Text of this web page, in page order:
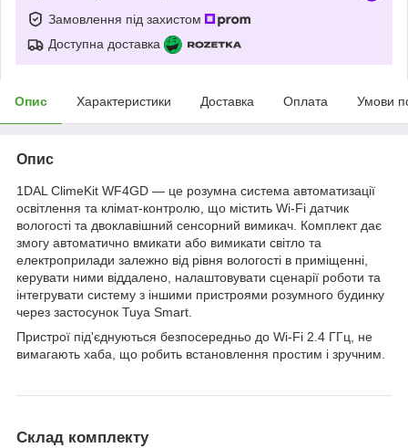
Замовлення під захистом
Доступна доставка
Опис Характеристики Доставка Оплата Умови
Опис
1DAL ClimeKit WF4GD — це розумна система автоматизації
освітлення та клімат-контролю, що містить Wi-Fi датчик
вологості та двоклавішний сенсорний вимикач. Комплект дає
змогу автоматично вмикати або вимикати світло та
електроприлади залежно від рівня вологості в приміщенні,
керувати ними віддалено, налаштовувати сценарії роботи та
інтегрувати систему з іншими пристроями розумного будинку
через застосунок Tuya Smart.
Пристрої під'єднуються безпосередньо до Wi-Fi 2.4 ГГц, не
вимагають хаба, що робить встановлення простим і зручним.
Склад комплекту